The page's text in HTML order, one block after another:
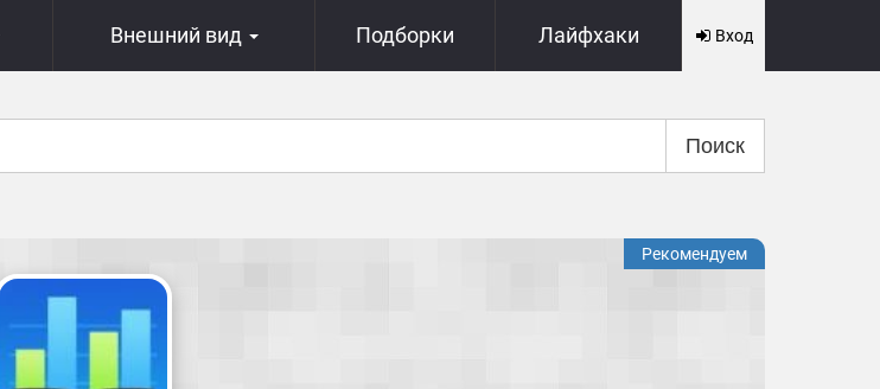
Внешний вид Подборки Лайфхаки Вход
Поиск
Рекомендуем